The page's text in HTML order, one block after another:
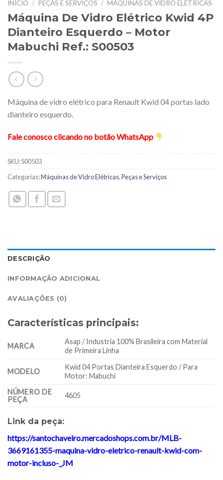
INÍCIO / PEÇAS E SERVIÇOS / MÁQUINAS DE VIDRO ELÉTRICAS
Máquina De Vidro Elétrico Kwid 4P
Dianteiro Esquerdo – Motor
Mabuchi Ref.: S00503
Máquina de vidro elétrico para Renault Kwid 04 portas lado
dianteiro esquerdo.
Fale conosco clicando no botão WhatsApp
SKU:S00503
Categorias:Máquinas de Vidro Elétricas,Peças e Serviços
DESCRIÇÃO
INFORMAÇÃO ADICIONAL
AVALIAÇÕES (0)
Características principais:
MARCA
Asap / Industria 100% Brasileira com Material
de Primeira Linha
MODELO
Kwid 04 Portas Dianteira Esquerdo / Para
Motor: Mabuchi
NÚMERO DE
PEÇA
4605
Link da peça:
https://santochaveiro.mercadoshops.com.br/MLB-
3669161355-maquina-vidro-eletrico-renault-kwid-com-
motor-incluso-_JM